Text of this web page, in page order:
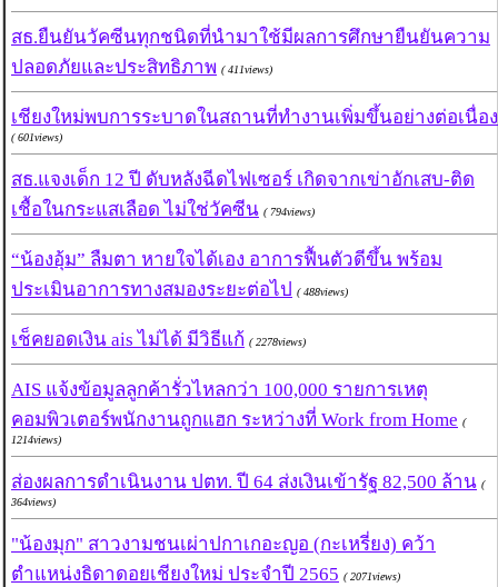
สธ.ยืนยันวัคซีนทุกชนิดที่นำมาใช้มีผลการศึกษายืนยันความ
ปลอดภัยและประสิทธิภาพ ( 411views)
เชียงใหม่พบการระบาดในสถานที่ทำงานเพิ่มขึ้นอย่างต่อเนื่อง
( 601views)
สธ.แจงเด็ก 12 ปี ดับหลังฉีดไฟเซอร์ เกิดจากเข่าอักเสบ-ติด
เชื้อในกระแสเลือด ไม่ใช่วัคซีน ( 794views)
“น้องอุ้ม” ลืมตา หายใจได้เอง อาการฟื้นตัวดีขึ้น พร้อม
ประเมินอาการทางสมองระยะต่อไป ( 488views)
เช็คยอดเงิน ais ไม่ได้ มีวิธีแก้ ( 2278views)
AIS แจ้งข้อมูลลูกค้ารั่วไหลกว่า 100,000 รายการเหตุ
คอมพิวเตอร์พนักงานถูกแฮก ระหว่างที่ Work from Home (
1214views)
ส่องผลการดำเนินงาน ปตท. ปี 64 ส่งเงินเข้ารัฐ 82,500 ล้าน (
364views)
"น้องมุก" สาวงามชนเผ่าปกาเกอะญอ (กะเหรี่ยง) คว้า
ตำแหน่งธิดาดอยเชียงใหม่ ประจำปี 2565 ( 2071views)